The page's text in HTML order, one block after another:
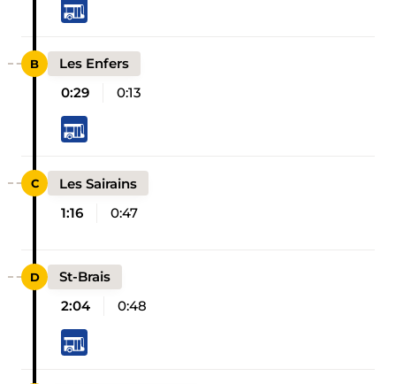
Les Enfers
0:29
0:13
Les Sairains
1:16
0:47
St-Brais
2:04
0:48